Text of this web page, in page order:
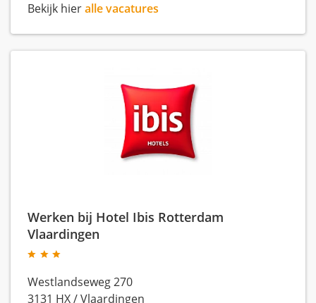
Bekijk hieralle vacatures
Werken bij Hotel Ibis Rotterdam
Vlaardingen
Westlandseweg 270
3131 HX/Vlaardingen